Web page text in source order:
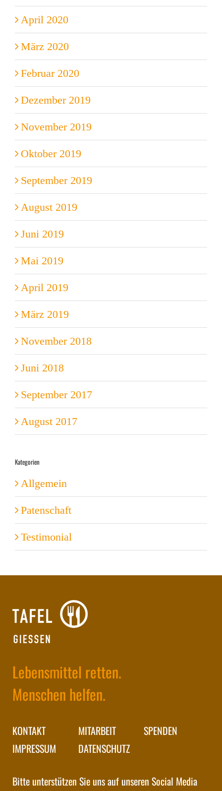
April 2020
März 2020
Februar 2020
Dezember 2019
November 2019
Oktober 2019
September 2019
August 2019
Juni 2019
Mai 2019
April 2019
März 2019
November 2018
Juni 2018
September 2017
August 2017
Kategorien
Allgemein
Patenschaft
Testimonial
Lebensmittel retten.
Menschen helfen.
KONTAKT
IMPRESSUM
MITARBEIT
DATENSCHUTZ
SPENDEN
Bitte unterstützen Sie uns auf unseren Social Media